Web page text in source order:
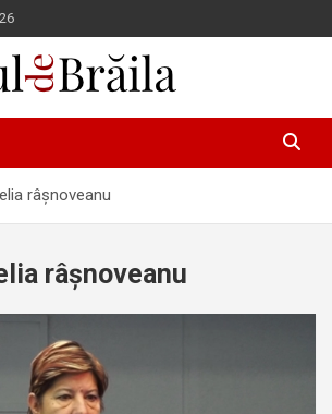
Brăila
râșnoveanu
râșnoveanu